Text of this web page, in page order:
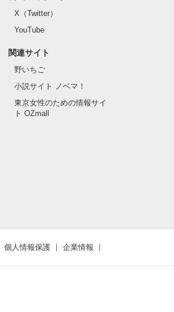
X（Twitter）
YouTube
関連サイト
野いちご
小説サイト ノベマ！
東京女性のための情報サイ
ト OZmall
個人情報保護 企業情報